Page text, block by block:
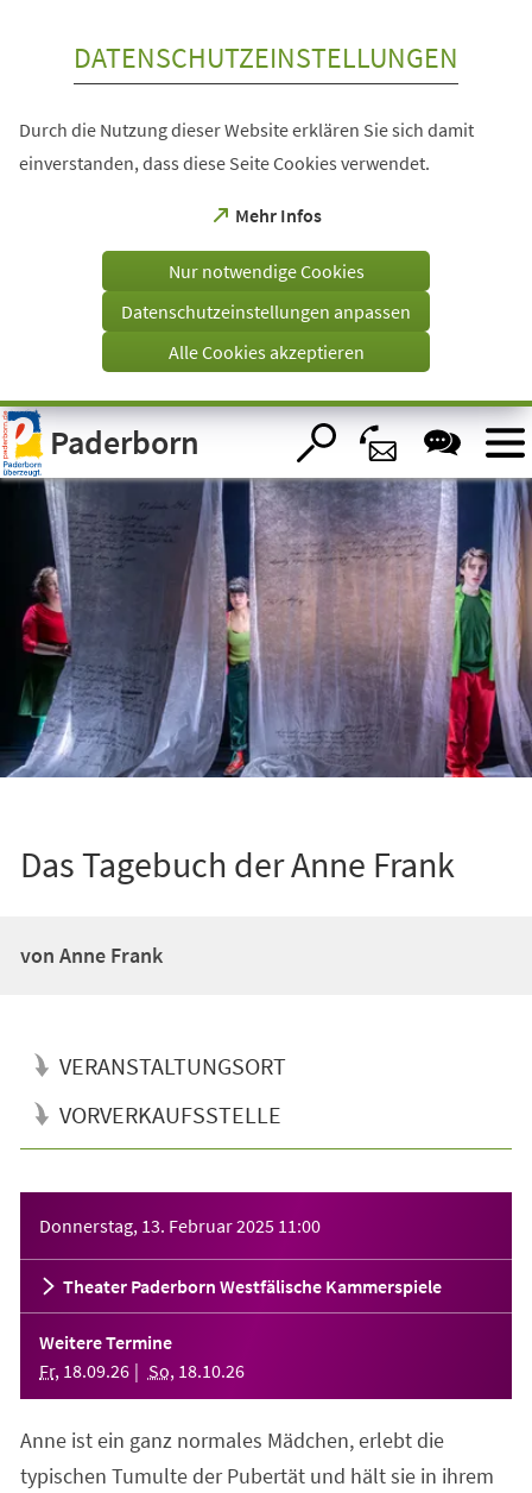
Visuelle
Assistenzsoftware
öffnen.
DATENSCHUTZEINSTELLUNGEN
Durch die Nutzung dieser Website erklären Sie sich damit
einverstanden, dass diese Seite Cookies verwendet.
Mehr Infos
(Öffnet
einem
Tab)
Nur notwendige Cookies
Datenschutzeinstellungen anpassen
Alle Cookies akzeptieren
Paderborn
Das Tagebuch der Anne Frank
von Anne Frank
VERANSTALTUNGSORT
VORVERKAUFSSTELLE
Donnerstag, 13. Februar 2025 11:00
Theater Paderborn Westfälische Kammerspiele
Weitere Termine
Fr, 18.09.26 So, 18.10.26
Anne ist ein ganz normales Mädchen, erlebt die
typischen Tumulte der Pubertät und hält sie in ihrem